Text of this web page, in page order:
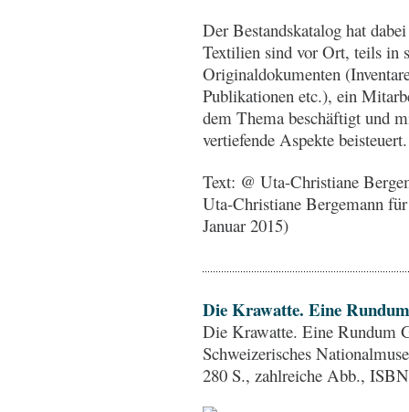
Der Bestandskatalog hat
Textilien sind vor Ort, teils in
Originaldokumenten
Publikationen etc.), ein
dem Thema beschäftigt und
vertiefende Aspekte
Text: @ Uta-Christiane
Uta-Christiane Bergemann
Januar 2015)
Die Krawatte. Eine
Die Krawatte. Eine Rundum
Schweizerisches
280 S., zahlreiche Abb.,